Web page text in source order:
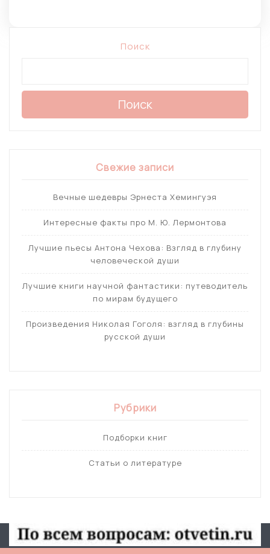
Поиск
Поиск
Свежие записи
Вечные шедевры Эрнеста Хемингуэя
Интересные факты про М. Ю. Лермонтова
Лучшие пьесы Антона Чехова: Взгляд в глубину
человеческой души
Лучшие книги научной фантастики: путеводитель
по мирам будущего
Произведения Николая Гоголя: взгляд в глубины
русской души
Рубрики
Подборки книг
Статьи о литературе